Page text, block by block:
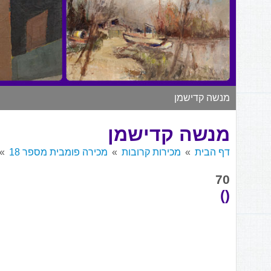
מנשה קדישמן
מנשה קדישמן
דף הבית מכירות קרובות מכירה פומבית מספר 18
70
()